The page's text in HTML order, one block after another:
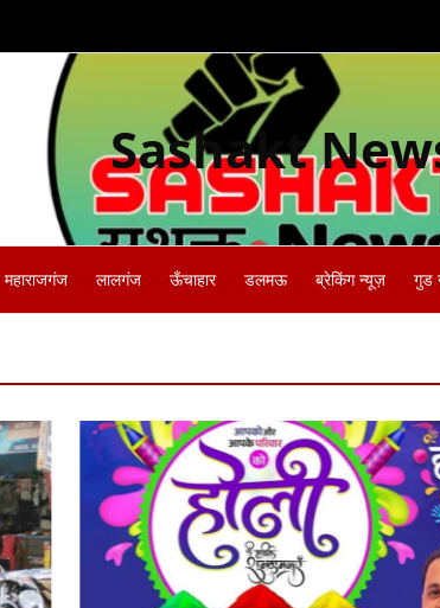
Sashakt
महाराजगंज लालगंज ऊँचाहार डलमऊ ब्रेकिंग न्यूज़ गुड